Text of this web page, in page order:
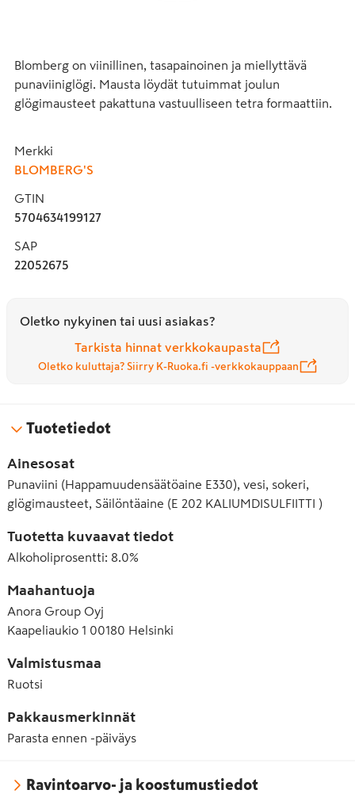
Blomberg on viinillinen, tasapainoinen ja miellyttävä
punaviiniglögi. Mausta löydät tutuimmat joulun
glögimausteet pakattuna vastuulliseen tetra formaattiin.
Merkki
BLOMBERG'S
GTIN
5704634199127
SAP
22052675
Oletko nykyinen tai uusi asiakas?
Tarkista hinnat verkkokaupasta
Oletko kuluttaja? Siirry K-Ruoka.fi -verkkokauppaan
Tuotetiedot
Ainesosat
Punaviini (Happamuudensäätöaine E330), vesi, sokeri,
glögimausteet, Säilöntäaine (E 202 KALIUMDISULFIITTI )
Tuotetta kuvaavat tiedot
Alkoholiprosentti: 8.0%
Maahantuoja
Anora Group Oyj
Kaapeliaukio 1 00180 Helsinki
Valmistusmaa
Ruotsi
Pakkausmerkinnät
Parasta ennen -päiväys
Ravintoarvo- ja koostumustiedot